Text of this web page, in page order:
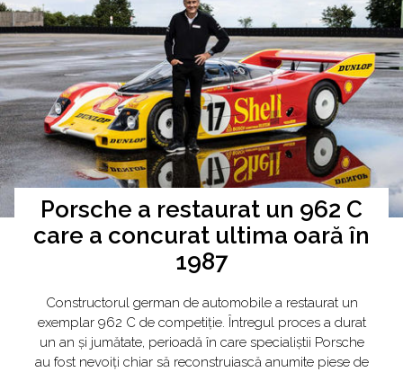
Porsche a restaurat un 962 C
care a concurat ultima oară în
1987
Constructorul german de automobile a restaurat un
exemplar 962 C de competiție. Întregul proces a durat
un an și jumătate, perioadă în care specialiștii Porsche
au fost nevoiți chiar să reconstruiască anumite piese de